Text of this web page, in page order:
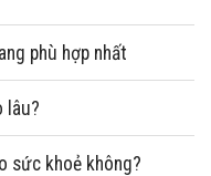
phù hợp nhất
lâu?
sức khoẻ không?